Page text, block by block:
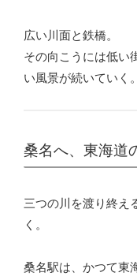
広い川面と鉄橋。
その向こうには低い
い風景が続いていく。
桑名へ、東海道
三つの川を渡り終え
く。
桑名駅は、かつて東